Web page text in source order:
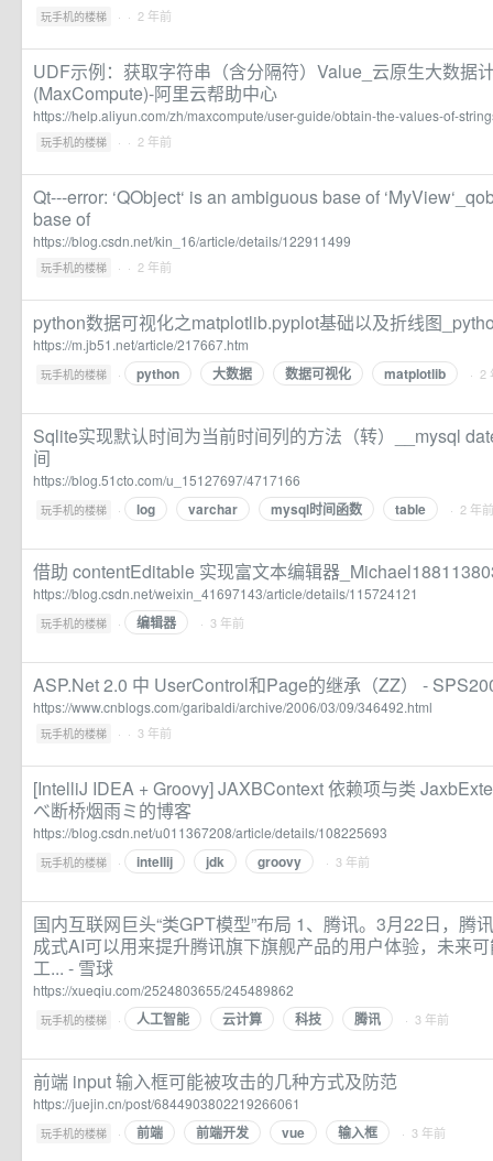
玩手机的楼梯 · · 2 年前
UDF示例：获取字符串（含分隔符）Value_云原生大数据
(MaxCompute)-阿里云帮助中心
https://help.aliyun.com/zh/maxcompute/user-guide/obtain-the-values-of-
玩手机的楼梯 · · 2 年前
Qt---error: ‘QObject‘ is an ambiguous base of
base of
https://blog.csdn.net/kin_16/article/details/122911499
玩手机的楼梯 · · 2 年前
python数据可视化之matplotlib.pyplot基础以及折线图
https://m.jb51.net/article/217667.htm
玩手机的楼梯 · python 大数据 数据可视化 matplotlib · 2
Sqlite实现默认时间为当前时间列的方法（转）__mysql
间
https://blog.51cto.com/u_15127697/4717166
玩手机的楼梯 · log varchar mysql时间函数 table · 2 年前
借助 contentEditable 实现富文本编辑器
https://blog.csdn.net/weixin_41697143/article/details/115724121
玩手机的楼梯 · 编辑器 · 3 年前
ASP.Net 2.0 中 UserControl和Page的继承（ZZ） -
https://www.cnblogs.com/garibaldi/archive/2006/03/09/346492.html
玩手机的楼梯 · · 3 年前
[IntelliJ IDEA + Groovy] JAXBContext 依赖项与类
べ断桥烟雨ミ的博客
https://blog.csdn.net/u011367208/article/details/108225693
玩手机的楼梯 · intellij jdk groovy · 3 年前
国内互联网巨头“类GPT模型”布局 1、腾讯。3月22日，腾
成式AI可以用来提升腾讯旗下旗舰产品的用户体验，未来
工... - 雪球
https://xueqiu.com/2524803655/245489862
玩手机的楼梯 · 人工智能 云计算 科技 腾讯 · 3 年前
前端 input 输入框可能被攻击的几种方式及防范
https://juejin.cn/post/6844903802219266061
玩手机的楼梯 · 前端 前端开发 vue 输入框 · 3 年前